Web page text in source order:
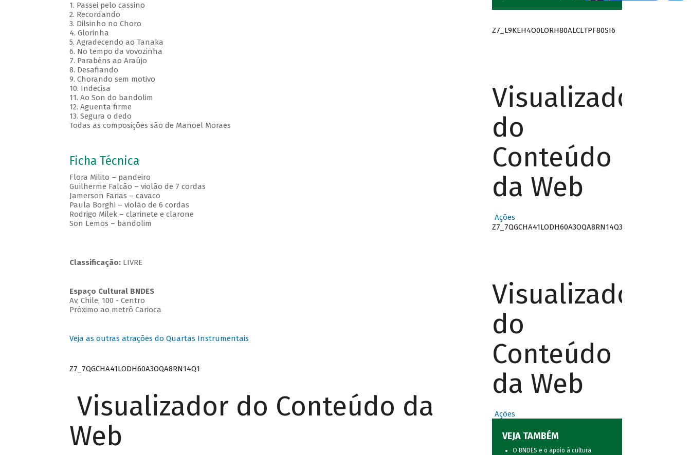
1. Passei pelo cassino
2. Recordando
3. Dilsinho no Choro
4. Glorinha
5. Agradecendo ao Tanaka
6. No tempo da vovozinha
7. Parabéns ao Araújo
8. Desafiando
9. Chorando sem motivo
10. Indecisa
11. Ao Son do bandolim
12. Aguenta firme
13. Segura o dedo
Todas as composições são de Manoel Moraes
Ficha Técnica
Flora Milito – pandeiro
Guilherme Falcão – violão de 7 cordas
Jamerson Farias – cavaco
Paula Borghi – violão de 6 cordas
Rodrigo Milek – clarinete e clarone
Son Lemos – bandolim
Classificação: LIVRE
Espaço Cultural BNDES
Av, Chile, 100 - Centro
Próximo ao metrô Carioca
Veja as outras atrações do Quartas Instrumentais
Z7_7QGCHA41LODH60A3OQA8RN14Q1
Visualizador do Conteúdo da
Web
Z7_L9KEH4O0LORH80ALCLTPF80SI6
Visualizador
do
Conteúdo
da Web
Ações
Z7_7QGCHA41LODH60A3OQA8RN14Q3
Visualizador
do
Conteúdo
da Web
Ações
VEJA TAMBÉM
O BNDES e o apoio à cultura